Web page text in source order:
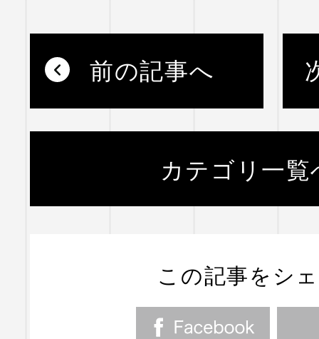
前の記事へ
カテゴリ一覧
この記事をシ